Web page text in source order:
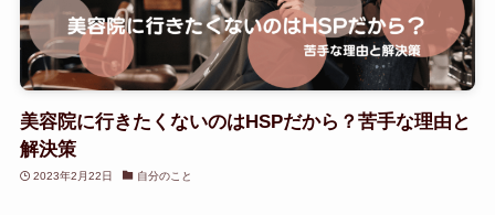
美容院に行きたくないのはHSPだから？苦手な理由と
解決策
2023年2月22日 自分のこと